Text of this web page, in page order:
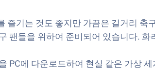
즐기는 것도 좋지만 가끔은 길거리
팬들을 위하여 준비되어 있습니다.
PC에 다운로드하여 현실 같은 가상